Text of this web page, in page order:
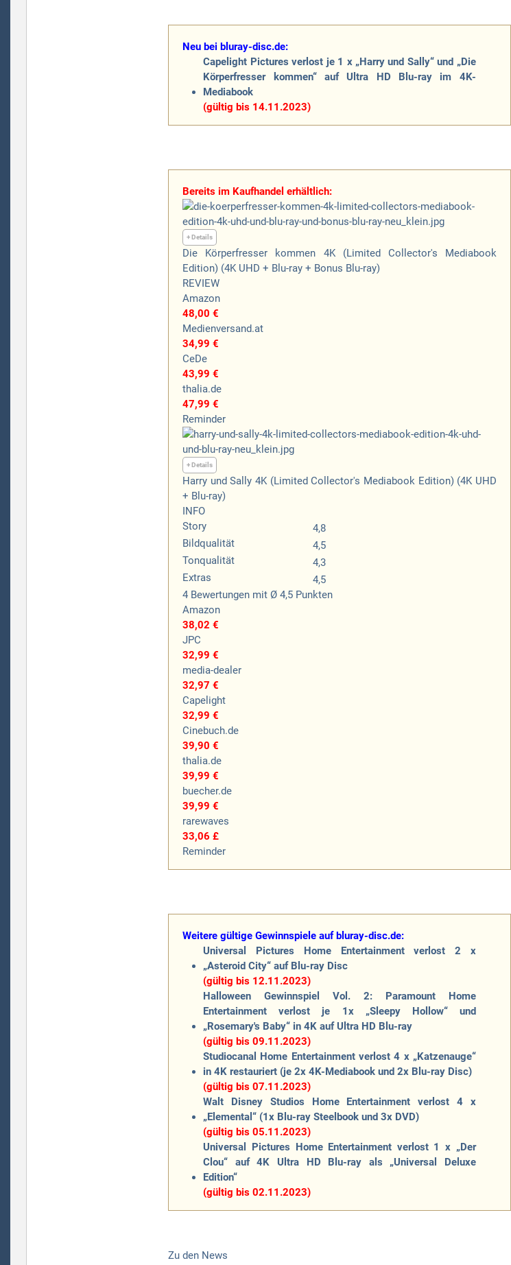
Neu bei bluray-disc.de:
Capelight Pictures verlost je 1 x „Harry und Sally“ und „Die
Körperfresser kommen“ auf Ultra HD Blu-ray im 4K-
Mediabook
(gültig bis 14.11.2023)
Bereits im Kaufhandel erhältlich:
+ Details
Die Körperfresser kommen 4K (Limited Collector's Mediabook
Edition) (4K UHD + Blu-ray + Bonus Blu-ray)
REVIEW
Amazon
48,00 €
Medienversand.at
34,99 €
CeDe
43,99 €
thalia.de
47,99 €
Reminder
+ Details
Harry und Sally 4K (Limited Collector's Mediabook Edition) (4K UHD
+ Blu-ray)
INFO
Story
4,8
Bildqualität
4,5
Tonqualität
4,3
Extras
4,5
4 Bewertungen mit Ø 4,5 Punkten
Amazon
38,02 €
JPC
32,99 €
media-dealer
32,97 €
Capelight
32,99 €
Cinebuch.de
39,90 €
thalia.de
39,99 €
buecher.de
39,99 €
rarewaves
33,06 £
Reminder
Weitere gültige Gewinnspiele auf bluray-disc.de:
Universal Pictures Home Entertainment verlost 2 x
„Asteroid City“ auf Blu-ray Disc
(gültig bis 12.11.2023)
Halloween Gewinnspiel Vol. 2: Paramount Home
Entertainment verlost je 1x „Sleepy Hollow“ und
„Rosemary's Baby“ in 4K auf Ultra HD Blu-ray
(gültig bis 09.11.2023)
Studiocanal Home Entertainment verlost 4 x „Katzenauge“
in 4K restauriert (je 2x 4K-Mediabook und 2x Blu-ray Disc)
(gültig bis 07.11.2023)
Walt Disney Studios Home Entertainment verlost 4 x
„Elemental“ (1x Blu-ray Steelbook und 3x DVD)
(gültig bis 05.11.2023)
Universal Pictures Home Entertainment verlost 1 x „Der
Clou“ auf 4K Ultra HD Blu-ray als „Universal Deluxe
Edition“
(gültig bis 02.11.2023)
Zu den News